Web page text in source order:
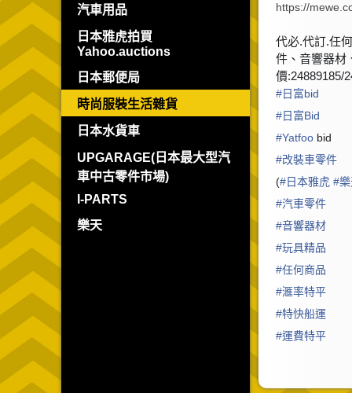
汽車用品
日本雅虎拍買
Yahoo.auctions
日本郵便局
時尚服裝生活雜貨
日本水貨車
UPGARAGE(日本最大型汽
車中古零件市場)
I-PARTS
樂天
https://
代必.代訂.任
件、音響器材
價:24889185/
#日富bid
#日富Bid
#Yatfoobid
#改裝車零件
(#日本雅虎 #
#汽車零件
#音響器材
#玩具精品
#任何商品
#滙率特平
#特快船運
#運費特平